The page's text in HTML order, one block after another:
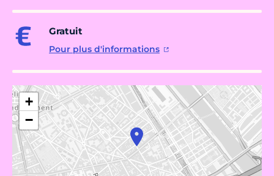
Gratuit
Pour plus d'informations
+
−